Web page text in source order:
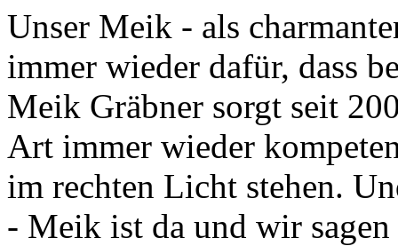
Unser Meik - als
immer wieder dafür, dass
Meik Gräbner sorgt seit
Art immer wieder
im rechten Licht stehen.
- Meik ist da und wir